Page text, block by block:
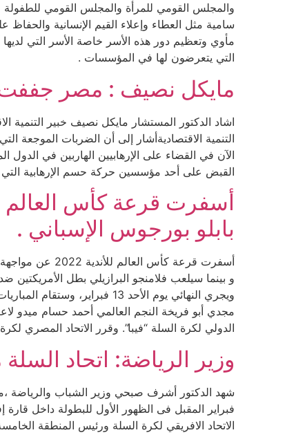
والمجلس القومي للمرأة والمجلس القومي للطفولة
سامية مثل العطاء وإعلاء القيم الإنسانية والحفاظ
مأوي وتعظيم دور هذه الأسر خاصة الأسر التي
التي يتعرضون لها في المؤسسات .
مايكل نصيف : مصر جففت
اشاد الدكتور المستشار مايكل نصيف خبير التنمية
التنمية الاقتصاديةأشار إلى أن الضربات الموجعة
الآن في القضاء على الإرهابيين الهاربين في الدول
القبض على أحد مؤسسين حركة حسم الإرهابية
بابلو بورجوس الإسباني .
مجدي أبو فريخة النجم العالمي أحمد حسام ميدو
الدولي لكرة السلة “فيبا”. وقرر الاتحاد المصري
وزير الرياضة: اتحاد
شهد الدكتور أشرف صبحي وزير الشباب والرياضة
فبراير المقبل فى الظهور الأول للبطولة داخل
الاتحاد الافريقي لكرة السلة ورئيس المنطقة